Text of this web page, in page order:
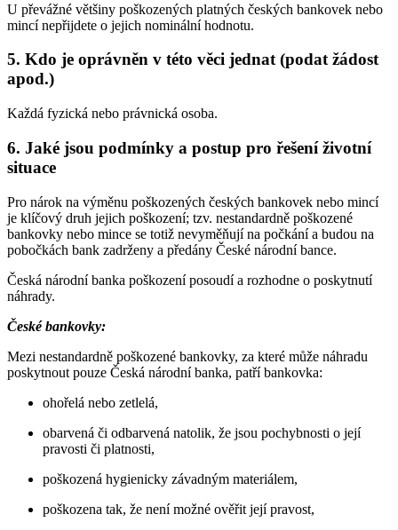
U převážné většiny poškozených platných českých bankovek nebo
mincí nepřijdete o jejich nominální hodnotu.
5. Kdo je oprávněn v této věci jednat (podat žádost
apod.)
Každá fyzická nebo právnická osoba.
6. Jaké jsou podmínky a postup pro řešení životní
situace
Pro nárok na výměnu poškozených českých bankovek nebo mincí
je klíčový druh jejich poškození; tzv. nestandardně poškozené
bankovky nebo mince se totiž nevyměňují na počkání a budou na
pobočkách bank zadrženy a předány České národní bance.
Česká národní banka poškození posoudí a rozhodne o poskytnutí
náhrady.
České bankovky:
Mezi nestandardně poškozené bankovky, za které může náhradu
poskytnout pouze Česká národní banka, patří bankovka:
ohořelá nebo zetlelá,
obarvená či odbarvená natolik, že jsou pochybnosti o její
pravosti či platnosti,
poškozená hygienicky závadným materiálem,
poškozena tak, že není možné ověřit její pravost,